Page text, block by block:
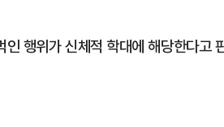
행위가 신체적 학대에 해당한다고